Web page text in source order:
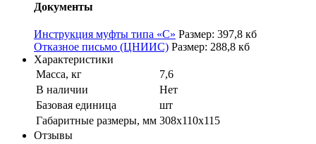
Документы
Инструкция муфты типа «С» Размер: 397,8 кб
Отказное письмо (ЦНИИС) Размер: 288,8 кб
Характеристики
Масса, кг
7,6
В наличии
Нет
Базовая единица
шт
Габаритные размеры, мм 308х110х115
Отзывы